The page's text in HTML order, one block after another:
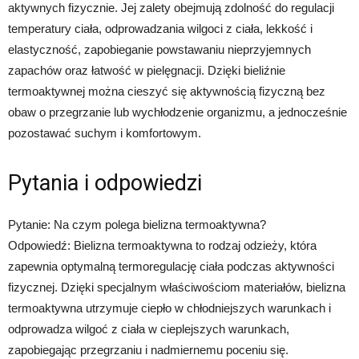
aktywnych fizycznie. Jej zalety obejmują zdolność do regulacji
temperatury ciała, odprowadzania wilgoci z ciała, lekkość i
elastyczność, zapobieganie powstawaniu nieprzyjemnych
zapachów oraz łatwość w pielęgnacji. Dzięki bieliźnie
termoaktywnej można cieszyć się aktywnością fizyczną bez
obaw o przegrzanie lub wychłodzenie organizmu, a jednocześnie
pozostawać suchym i komfortowym.
Pytania i odpowiedzi
Pytanie: Na czym polega bielizna termoaktywna?
Odpowiedź: Bielizna termoaktywna to rodzaj odzieży, która
zapewnia optymalną termoregulację ciała podczas aktywności
fizycznej. Dzięki specjalnym właściwościom materiałów, bielizna
termoaktywna utrzymuje ciepło w chłodniejszych warunkach i
odprowadza wilgoć z ciała w cieplejszych warunkach,
zapobiegając przegrzaniu i nadmiernemu poceniu się.